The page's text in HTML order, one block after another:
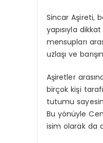
Sincar Aşireti,
yapısıyla
mensupları
uzlaşı ve
Aşiretler
birçok kişi
tutumu
Bu yönüyle
isim olarak da